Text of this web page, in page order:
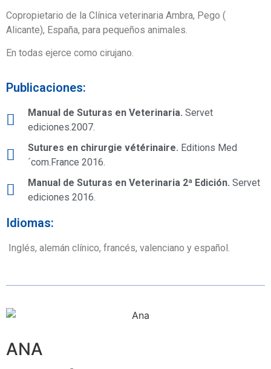
Copropietario de la Clínica veterinaria Ambra, Pego (
Alicante), España, para pequeños animales.
En todas ejerce como cirujano.
Publicaciones:
Manual de Suturas en Veterinaria. Servet
ediciones.2007.
Sutures en chirurgie vétérinaire. Editions Med
´com.France 2016.
Manual de Suturas en Veterinaria 2ª Edición. Servet
ediciones 2016.
Idiomas:
Inglés, alemán clínico, francés, valenciano y español.
ANA